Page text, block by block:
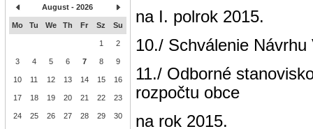
August - 2026
Mo Tu We Th Fr Sz Su
1 2
3 4 5 6 7 8 9
10 11 12 13 14 15 16
17 18 19 20 21 22 23
24 25 26 27 28 29 30
na I. polrok 2015.
10./ Schválenie
11./ Odborné
rozpočtu obce
na rok 2015.